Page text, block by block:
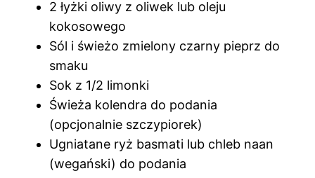
2 łyżki oliwy z oliwek lub oleju
kokosowego
Sól i świeżo zmielony czarny pieprz do
smaku
Sok z 1/2 limonki
Świeża kolendra do podania
(opcjonalnie szczypiorek)
Ugniatane ryż basmati lub chleb naan
(wegański) do podania